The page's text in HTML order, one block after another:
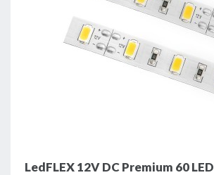
LedFLEX 12V DC Premium 60 LED